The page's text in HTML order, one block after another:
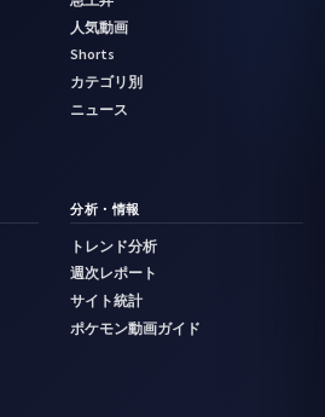
人気動画
Shorts
カテゴリ別
ニュース
分析・情報
トレンド分析
週次レポート
サイト統計
ポケモン動画ガイド